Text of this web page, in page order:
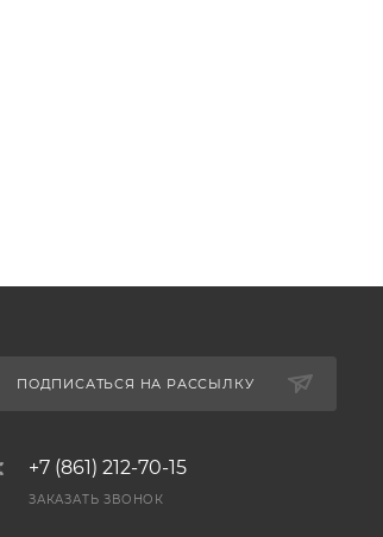
ПОДПИСАТЬСЯ НА РАССЫЛКУ
+7 (861) 212-70-15
ЗАКАЗАТЬ ЗВОНОК